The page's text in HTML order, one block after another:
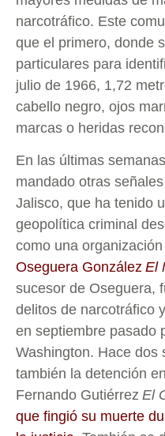
narcotráfico. Este
que el primero, donde
particulares para
julio de 1966, 1,72
cabello negro, ojos
marcas o heridas
En las últimas
mandado otras
Jalisco, que ha tenido
geopolítica criminal
como una
Oseguera González El
sucesor de Oseguera,
delitos de narcotráfico
en septiembre pasado
Washington. Hace dos
también la detención
Fernando Gutiérrez El
que fingió su muerte